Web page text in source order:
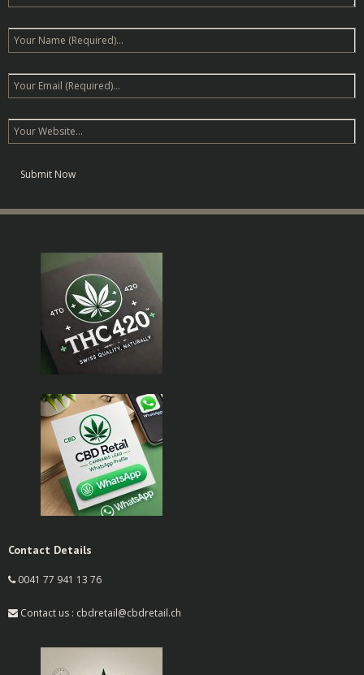
Contact Details
0041 77 941 13 76
Contact us : cbdretail@cbdretail.ch